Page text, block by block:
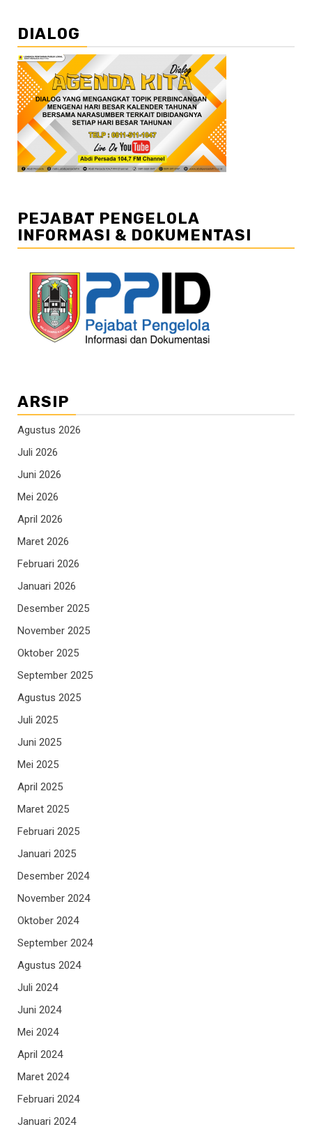
DIALOG
PEJABAT PENGELOLA
INFORMASI & DOKUMENTASI
ARSIP
Agustus 2026
Juli 2026
Juni 2026
Mei 2026
April 2026
Maret 2026
Februari 2026
Januari 2026
Desember 2025
November 2025
Oktober 2025
September 2025
Agustus 2025
Juli 2025
Juni 2025
Mei 2025
April 2025
Maret 2025
Februari 2025
Januari 2025
Desember 2024
November 2024
Oktober 2024
September 2024
Agustus 2024
Juli 2024
Juni 2024
Mei 2024
April 2024
Maret 2024
Februari 2024
Januari 2024